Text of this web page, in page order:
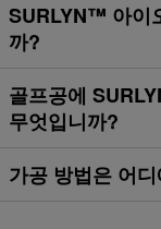
SURLYN™ 아이
까?
골프공에
무엇입니까?
가공 방법은 어